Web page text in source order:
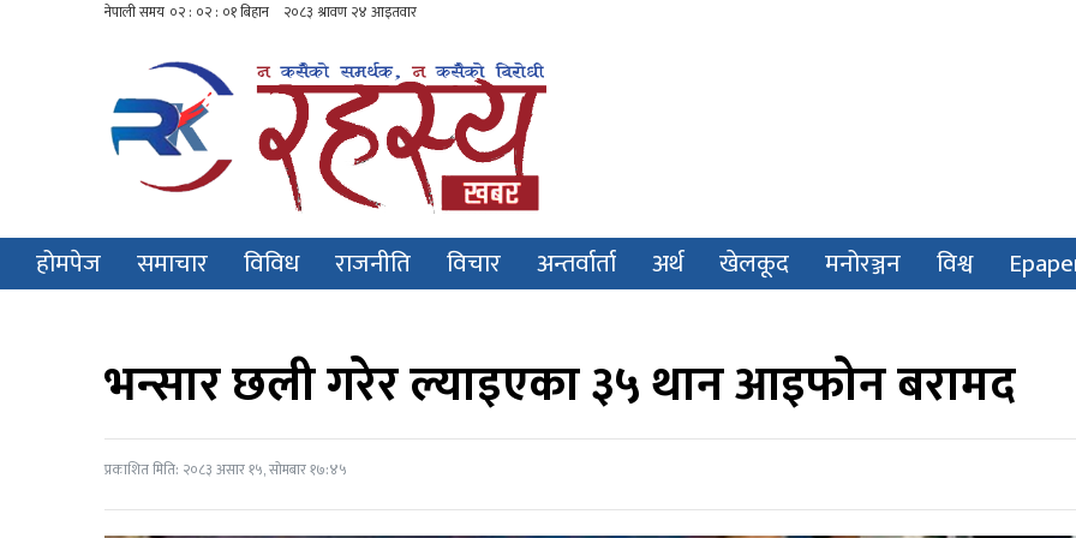
होमपेज समाचार विविध राजनीति विचार अन्तर्वार्ता अर्थ खेलकूद मनोरञ्जन विश्व
भन्सार छली गरेर ल्याइएका ३५ थान आइफोन बरामद
प्रकाशित मिति: २०८३ असार १५, सोमबार १७:४५